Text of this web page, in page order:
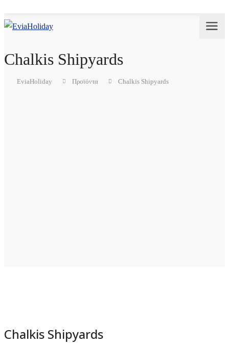
Chalkis Shipyards
EviaHoliday Προϊόντα Chalkis Shipyards
Chalkis Shipyards